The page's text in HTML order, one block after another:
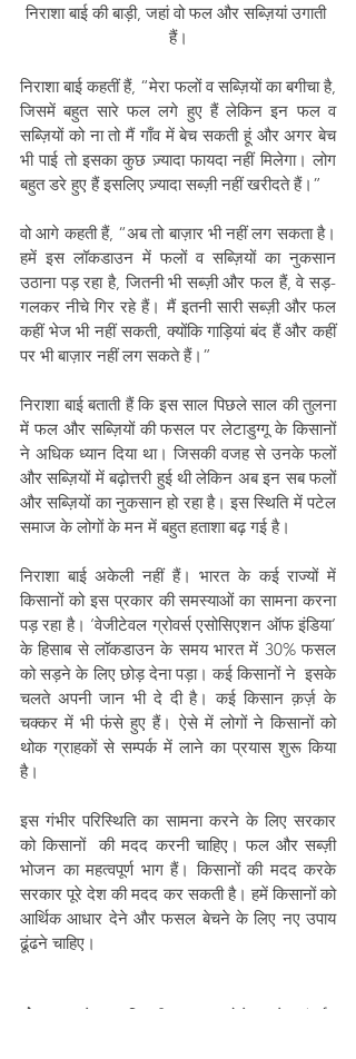
निराशा बाई की बाड़ी, जहां वो फल और सब्ज़ियां उगाती
हैं।
निराशा बाई कहतीं हैं, “मेरा फलों व सब्ज़ियों का बगीचा है,
जिसमें बहुत सारे फल लगे हुए हैं लेकिन इन फल व
सब्ज़ियों को ना तो मैं गाँव में बेच सकती हूं और अगर बेच
भी पाई तो इसका कुछ ज़्यादा फायदा नहीं मिलेगा। लोग
बहुत डरे हुए हैं इसलिए ज़्यादा सब्ज़ी नहीं खरीदते हैं।”
वो आगे कहती हैं, “अब तो बाज़ार भी नहीं लग सकता है।
हमें इस लॉकडाउन में फलों व सब्ज़ियों का नुकसान
उठाना पड़ रहा है, जितनी भी सब्ज़ी और फल हैं, वे सड़-
गलकर नीचे गिर रहे हैं। मैं इतनी सारी सब्ज़ी और फल
कहीं भेज भी नहीं सकती, क्योंकि गाड़ियां बंद हैं और कहीं
पर भी बाज़ार नहीं लग सकते हैं।”
निराशा बाई बताती हैं कि इस साल पिछले साल की तुलना
में फल और सब्ज़ियों की फसल पर लेटाडुग्गू के किसानों
ने अधिक ध्यान दिया था। जिसकी वजह से उनके फलों
और सब्ज़ियों में बढ़ोत्तरी हुई थी लेकिन अब इन सब फलों
और सब्ज़ियों का नुकसान हो रहा है। इस स्थिति में पटेल
समाज के लोगों के मन में बहुत हताशा बढ़ गई है।
निराशा बाई अकेली नहीं हैं। भारत के कई राज्यों में
किसानों को इस प्रकार की समस्याओं का सामना करना
पड़ रहा है। ‘वेजीटेवल ग्रोवर्स एसोसिएशन ऑफ इंडिया’
के हिसाब से लॉकडाउन के समय भारत में
को सड़ने के लिए छोड़ देना पड़ा। कई किसानों ने इसके
चलते अपनी जान भी दे दी है। कई किसान क़र्ज़ के
चक्कर में भी फंसे हुए हैं। ऐसे में लोगों ने किसानों को
थोक ग्राहकों से सम्पर्क में लाने का प्रयास शुरू किया
है।
इस गंभीर परिस्थिति का सामना करने के लिए सरकार
को किसानों  की मदद करनी चाहिए। फल और सब्ज़ी
भोजन का महत्वपूर्ण भाग हैं। किसानों की मदद करके
सरकार पूरे देश की मदद कर सकती है। हमें किसानों को
आर्थिक आधार देने और फसल बेचने के लिए नए उपाय
ढूंढने चाहिए।
नोट:
यह लेख आदिवासी आवाज़ प्रोजेक्ट के अंतर्गत